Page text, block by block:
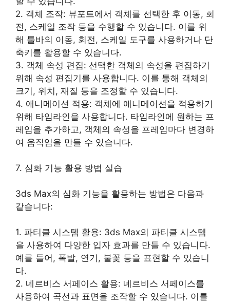
2. 객체 조작: 뷰포트에서 객체를 선택한 후 이동, 회
전, 스케일 조작 등을 수행할 수 있습니다. 이를 위
해 툴바의 이동, 회전, 스케일 도구를 사용하거나 단
축키를 활용할 수 있습니다.
3. 객체 속성 편집: 선택한 객체의 속성을 편집하기
위해 속성 편집기를 사용합니다. 이를 통해 객체의
크기, 위치, 재질 등을 조정할 수 있습니다.
4. 애니메이션 적용: 객체에 애니메이션을 적용하기
위해 타임라인을 사용합니다. 타임라인에 원하는 프
레임을 추가하고, 객체의 속성을 프레임마다 변경하
여 움직임을 만들 수 있습니다.
7. 심화 기능 활용 방법 실습
3ds Max의 심화 기능을 활용하는 방법은 다음과
같습니다:
1. 파티클 시스템 활용: 3ds Max의 파티클 시스템
을 사용하여 다양한 입자 효과를 만들 수 있습니다.
예를 들어, 폭발, 연기, 불꽃 등을 표현할 수 있습니
다.
2. 네르비스 서페이스 활용: 네르비스 서페이스를
사용하여 곡선과 표면을 조작할 수 있습니다. 이를